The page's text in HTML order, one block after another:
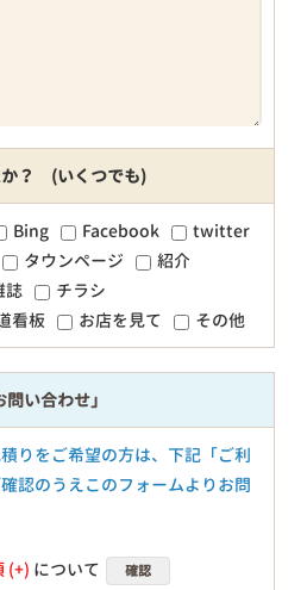
か？ (いくつでも)
Bing Facebook
twitter
タウンページ
紹介
誌
チラシ
看板 お店を見て その他
問い合わせ」
りをご希望の方は、下記「ご利
認のうえこのフォームよりお問
について 確認